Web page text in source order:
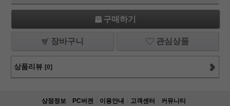
구매하기
장바구니 관심상품
상품리뷰 [0]
상점정보 PC버젼 이용안내 고객센터 커뮤니티